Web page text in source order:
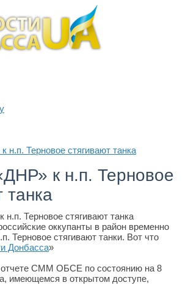
н.п. Терновое стягивают танка
к н.п. Терновое
танка
оккупанты в район временно
Терновое стягивают танки. Вот что
Донбасса»
отчете СММ ОБСЕ по состоянию на 8
имеющемся в открытом доступе,